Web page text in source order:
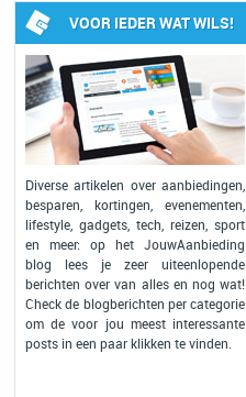
VOOR IEDER WAT WILS!
Diverse artikelen over aanbiedingen,
besparen, kortingen, evenementen,
lifestyle, gadgets, tech, reizen, sport
en meer: op het JouwAanbieding
blog lees je zeer uiteenlopende
berichten over van alles en nog wat!
Check de blogberichten per categorie
om de voor jou meest interessante
posts in een paar klikken te vinden.